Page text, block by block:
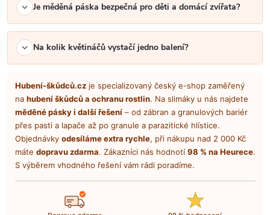
Je měděná páska bezpečná pro děti a domácí zvířata?
Na kolik květináčů vystačí jedno balení?
Hubení-škůdců.czje specializovaný český e-shop zaměřený
na hubení škůdců a ochranu rostlin. Na slimáky u nás najdete
měděné pásky i další řešení– od zábran a granulových bariér
přes pasti a lapače až po granule a parazitické hlístice.
Objednávky odesíláme extra rychle, při nákupu nad 2 000 Kč
máte dopravu zdarma. Zákazníci nás hodnotí 98 % na Heurece.
S výběrem vhodného řešení vám rádi poradíme.